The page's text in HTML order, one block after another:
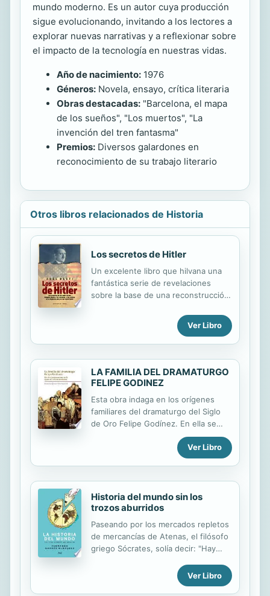
mundo moderno. Es un autor cuya producción
sigue evolucionando, invitando a los lectores a
explorar nuevas narrativas y a reflexionar sobre
el impacto de la tecnología en nuestras vidas.
Año de nacimiento: 1976
Géneros: Novela, ensayo, crítica literaria
Obras destacadas: "Barcelona, el mapa
de los sueños", "Los muertos", "La
invención del tren fantasma"
Premios: Diversos galardones en
reconocimiento de su trabajo literario
Otros libros relacionados de Historia
Los secretos de Hitler
Un excelente libro que hilvana una
fantástica serie de revelaciones
sobre la base de una reconstrucción
recientemente desclasificada.
Ver Libro
LA FAMILIA DEL DRAMATURGO
FELIPE GODINEZ
Esta obra indaga en los orígenes
familiares del dramaturgo del Siglo
de Oro Felipe Godínez. En ella se
trata de la persecución inquisitorial
padecida en tierras portuguesas y en
Venecia, del traslado a Andalucía y
unos refugiados religiosos. Otros
aspectos centrales son la dispersión
y ramificación de la familia en una
amplísima geografía por razones
comerciales y su ascenso por la
escala social hasta el umbral mismo
de la hidalguía. Al fondo, siempre
presente, la mancha del origen: la
sangre cristiana nueva del clan.
Ver Libro
Historia del mundo sin los
trozos aburridos
Paseando por los mercados repletos
de mercancías de Atenas, el filósofo
griego Sócrates, solía decir: "Hay
no necesito." El emperador reía. Los
cónsules que le acompañaban le
Ver Libro